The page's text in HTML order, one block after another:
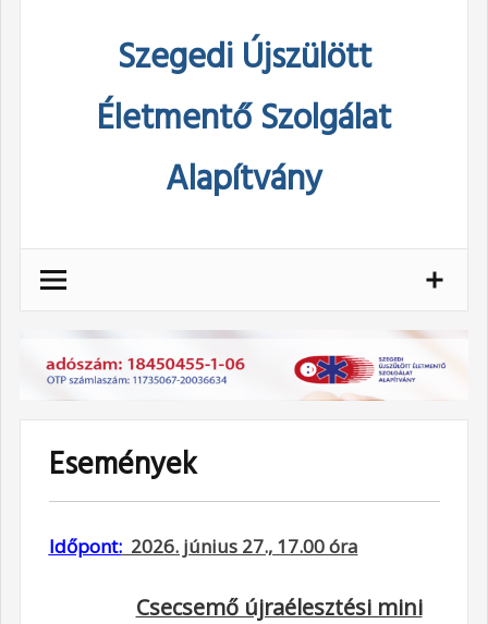
Szegedi Újszülött
Életmentő Szolgálat
Alapítvány
Események
Időpont:2026. június 27., 17.00 óra
Csecsemő újraélesztési mini